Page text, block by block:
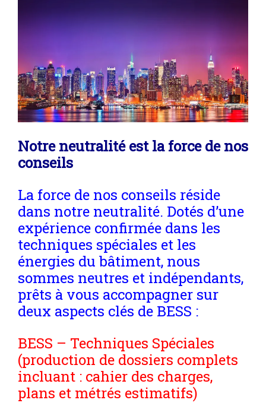
Notre neutralité est la force de nos
conseils
La force de nos conseils réside
dans notre neutralité. Dotés d’une
expérience confirmée dans les
techniques spéciales et les
énergies du bâtiment, nous
sommes neutres et indépendants,
prêts à vous accompagner sur
deux aspects clés de BESS :
BESS – Techniques Spéciales
(production de dossiers complets
incluant : cahier des charges,
plans et métrés estimatifs)